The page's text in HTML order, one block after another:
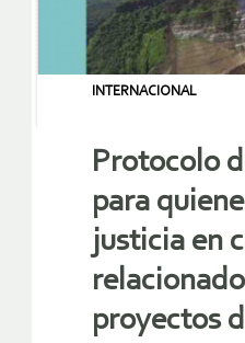
INTERNACIONAL
Protocolo
para
justicia en
proyectos